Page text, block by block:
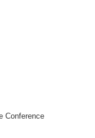
Conference